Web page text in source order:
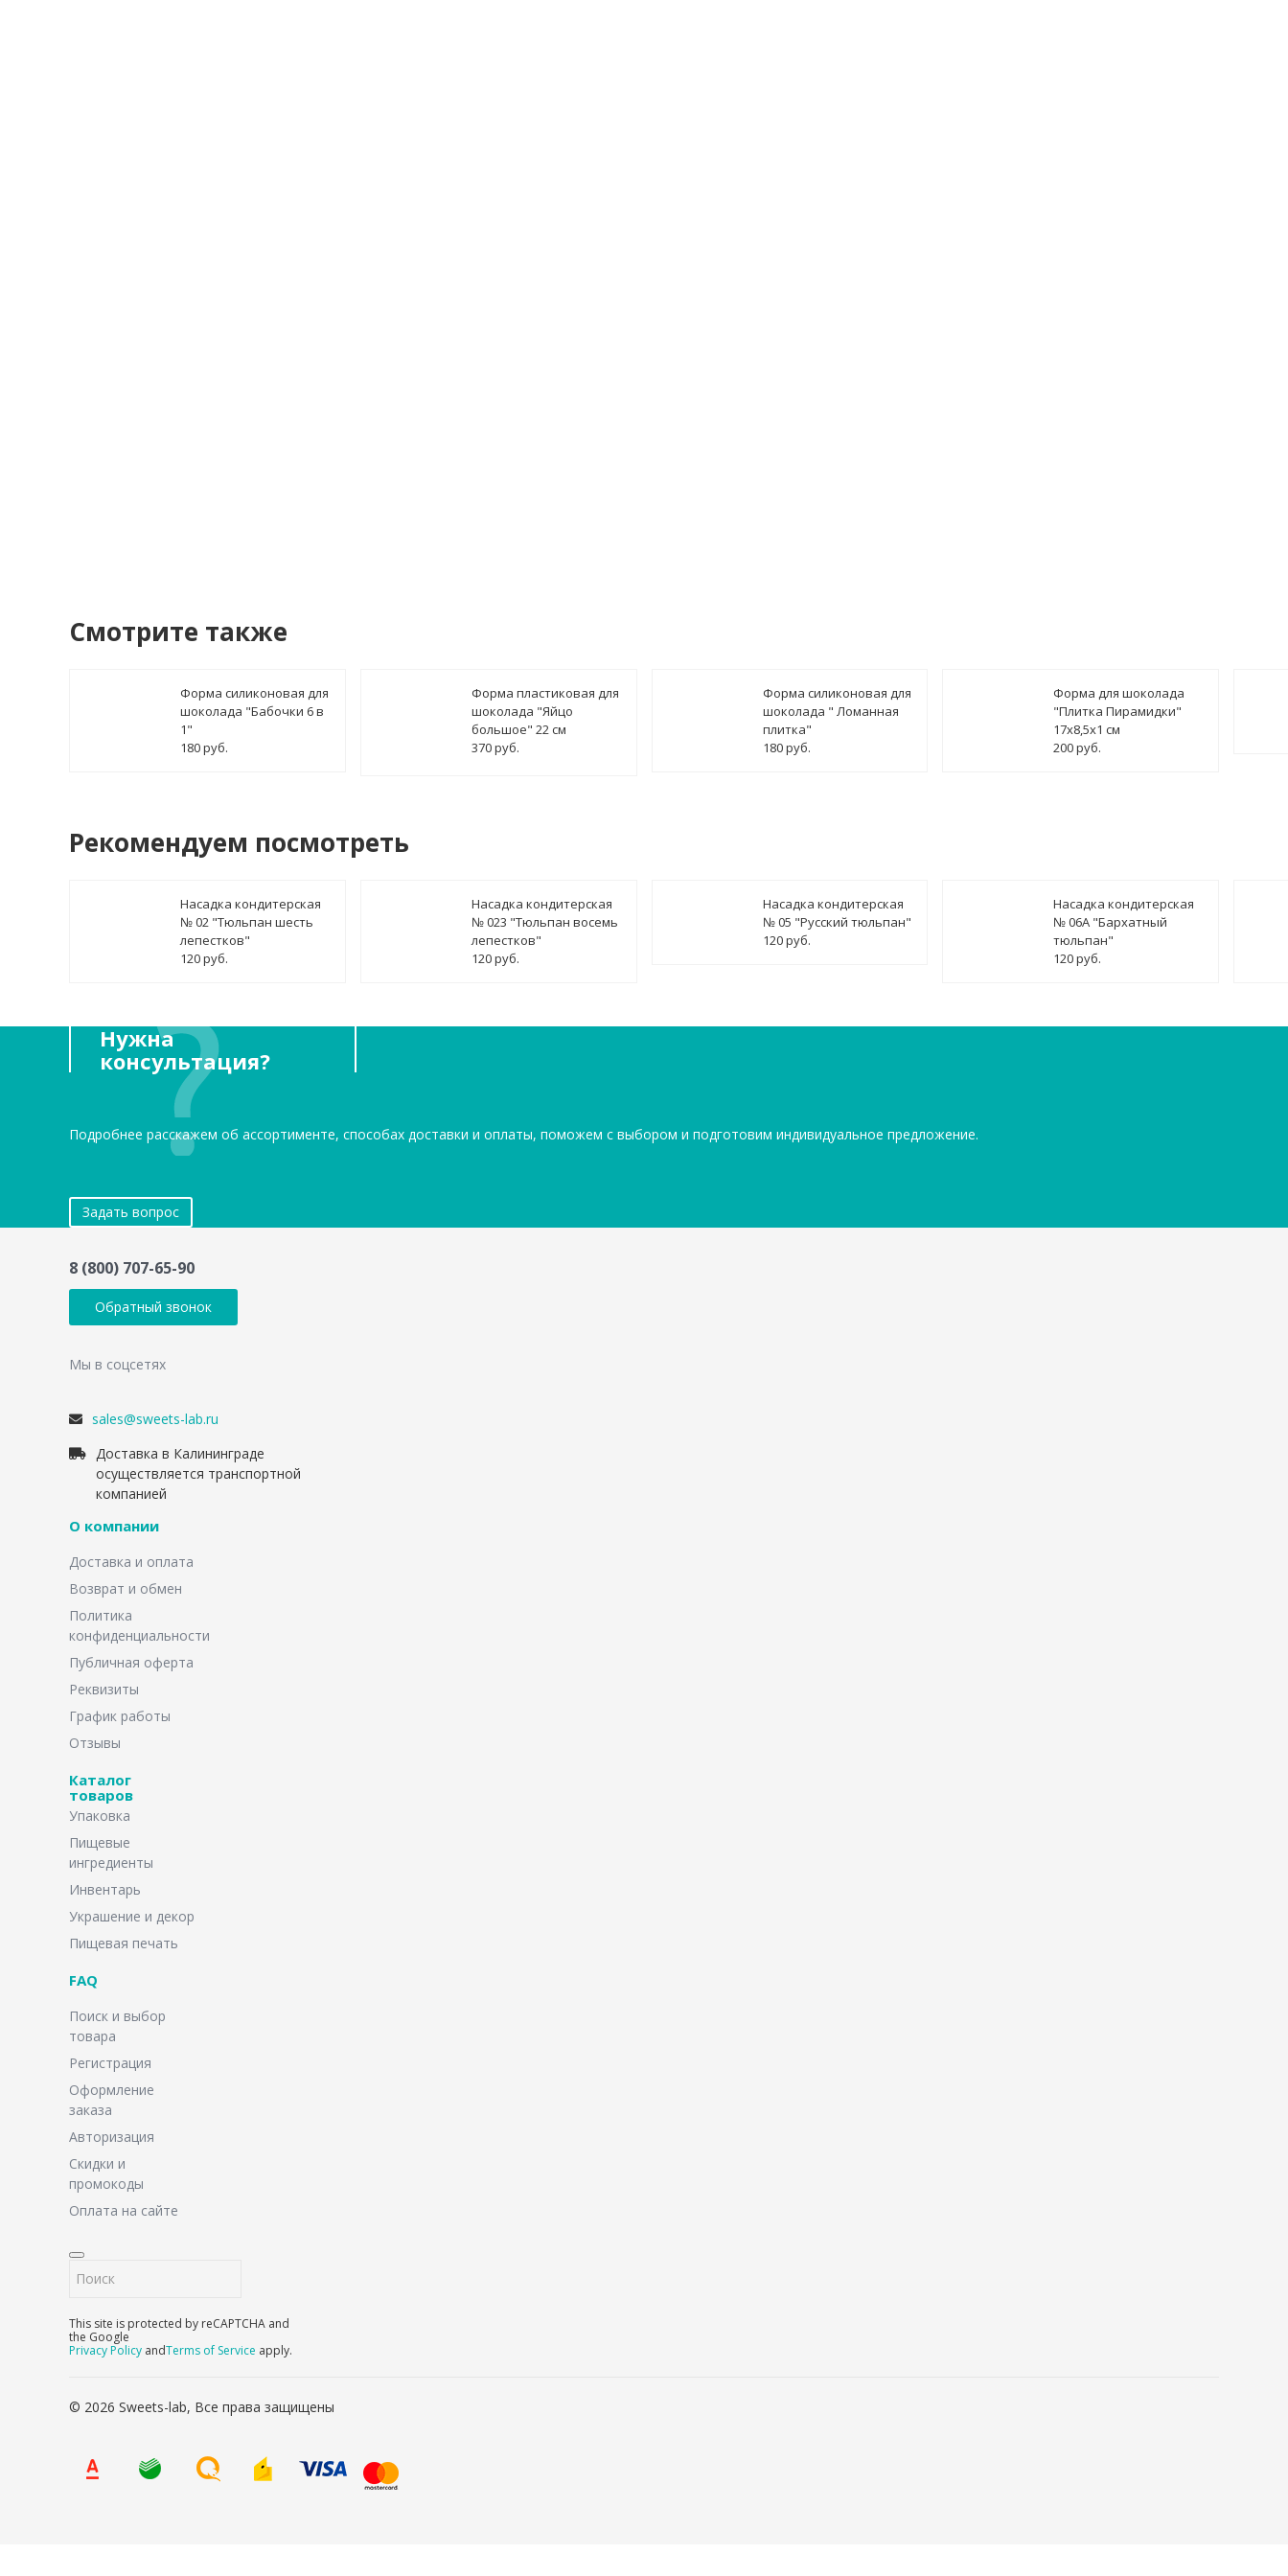
Смотрите также
Форма силиконовая для
шоколада "Бабочки 6 в
1"
180 руб.
Форма пластиковая для
шоколада "Яйцо
большое" 22 см
370 руб.
Форма силиконовая для
шоколада " Ломанная
плитка"
180 руб.
Форма для шоколада
"Плитка Пирамидки"
17х8,5х1 см
200 руб.
Рекомендуем посмотреть
Насадка кондитерская
№ 02 "Тюльпан шесть
лепестков"
120 руб.
Насадка кондитерская
№ 023 "Тюльпан восемь
лепестков"
120 руб.
Насадка кондитерская
№ 05 "Русский тюльпан"
120 руб.
Насадка кондитерская
№ 06А "Бархатный
тюльпан"
120 руб.
Нужна
консультация?
Подробнее расскажем об ассортименте, способах доставки и оплаты, поможем с выбором и подготовим индивидуальное предложение.
Задать вопрос
8 (800) 707-65-90
Обратный звонок
Мы в соцсетях
sales@sweets-lab.ru
Доставка в Калининграде
осуществляется транспортной
компанией
О компании
Доставка и оплата
Возврат и обмен
Политика
конфиденциальности
Публичная оферта
Реквизиты
График работы
Отзывы
Каталог
товаров
Упаковка
Пищевые
ингредиенты
Инвентарь
Украшение и декор
Пищевая печать
FAQ
Поиск и выбор
товара
Регистрация
Оформление
заказа
Авторизация
Скидки и
промокоды
Оплата на сайте
This site is protected by reCAPTCHA and
the Google
Privacy Policy andTerms of Service apply.
© 2026 Sweets-lab, Все права защищены